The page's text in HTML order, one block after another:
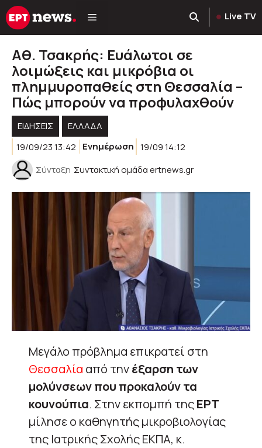
Μετάβαση
σε
Live TV
Αθ. Τσακρής: Ευάλωτοι σε
λοιμώξεις και μικρόβια οι
πλημμυροπαθείς στη Θεσσαλία –
Πώς μπορούν να προφυλαχθούν
ΕΙΔΗΣΕΙΣ
ΕΛΛΑΔΑ
19/09/23 13:42
Ενημέρωση 19/09 14:12
Σύνταξη Συντακτική ομάδα ertnews.gr
Μεγάλο πρόβλημα επικρατεί στη
Θεσσαλία από τηνέξαρση των
μολύνσεων που προκαλούν τα
κουνούπια. Στην εκπομπή τηςΕΡΤ
μίλησε ο καθηγητής μικροβιολογίας
της Ιατρικής Σχολής ΕΚΠΑ, κ.